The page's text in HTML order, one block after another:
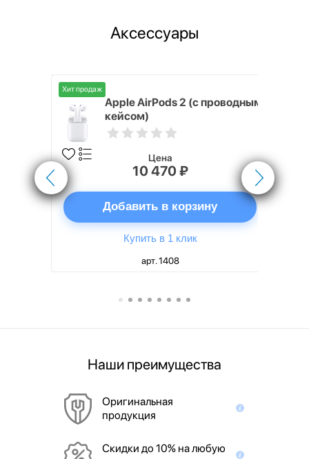
Аксессуары
Хит продаж
Apple AirPods 2 (с проводным
кейсом)
Цена
10 470 ₽
Добавить в корзину
Купить в 1 клик
арт. 1408
Наши преимущества
Оригинальная
продукция
Скидки до 10% на любую